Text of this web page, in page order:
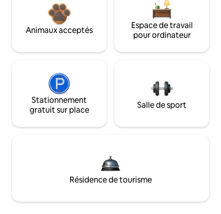
Animaux acceptés
Espace de travail
pour ordinateur
Stationnement
gratuit sur place
Salle de sport
Résidence de tourisme